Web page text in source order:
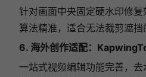
针对画面中央固定硬水印修复
算法精准，适合无法裁剪遮挡
6. 海外创作适配：
一站式视频编辑功能完善，